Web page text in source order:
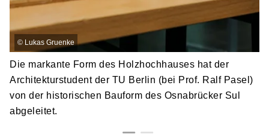
© Lukas Gruenke
Die markante Form des Holzhochhauses hat der
Architekturstudent der TU Berlin (bei Prof. Ralf Pasel)
von der historischen Bauform des Osnabrücker Sul
abgeleitet.